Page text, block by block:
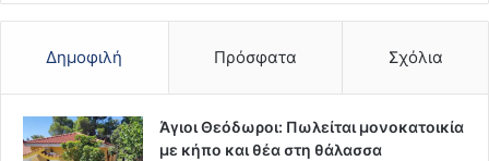
Δημοφιλή Πρόσφατα Σχόλια
Άγιοι Θεόδωροι: Πωλείται μονοκατοικία
με κήπο και θέα στη θάλασσα